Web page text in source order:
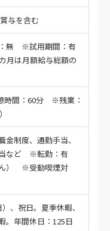
与を含む
無 ※試用期間：有
月は月額給与総額の
間：60分 ※残業：
制度、通勤手当、
など ※転勤：有
ん） ※受動喫煙対
、祝日。夏季休暇、
。年間休日：125日